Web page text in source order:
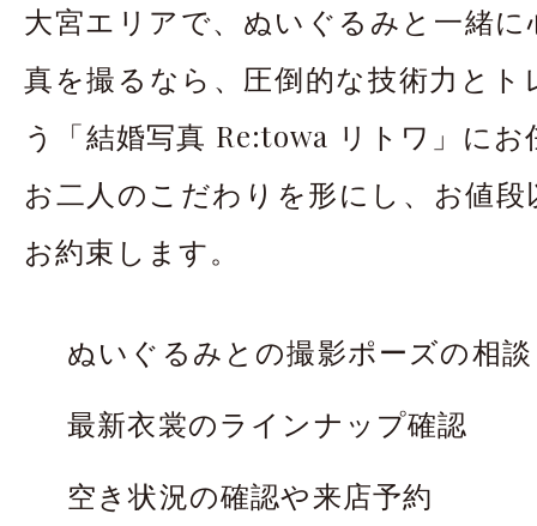
大宮エリアで、ぬいぐるみと一緒に
真を撮るなら、圧倒的な技術力とト
う「結婚写真 Re:towa リトワ」に
お二人のこだわりを形にし、お値段
お約束します。
ぬいぐるみとの撮影ポーズの相談
最新衣裳のラインナップ確認
空き状況の確認や来店予約